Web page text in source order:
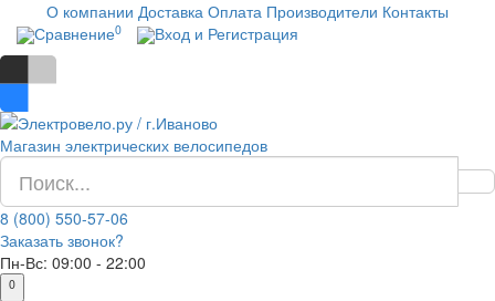
О компании Доставка Оплата Производители Контакты
Сравнение0 Вход и Регистрация
Магазин электрических велосипедов
8 (800) 550-57-06
Заказать звонок?
Пн-Вс: 09:00 - 22:00
0